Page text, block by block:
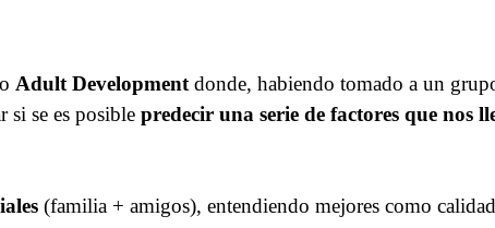
Adult Development donde, habiendo tomado a un
si se es posible predecir una serie de factores que nos
(familia + amigos), entendiendo mejores como